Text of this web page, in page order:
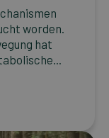
worden.
hat